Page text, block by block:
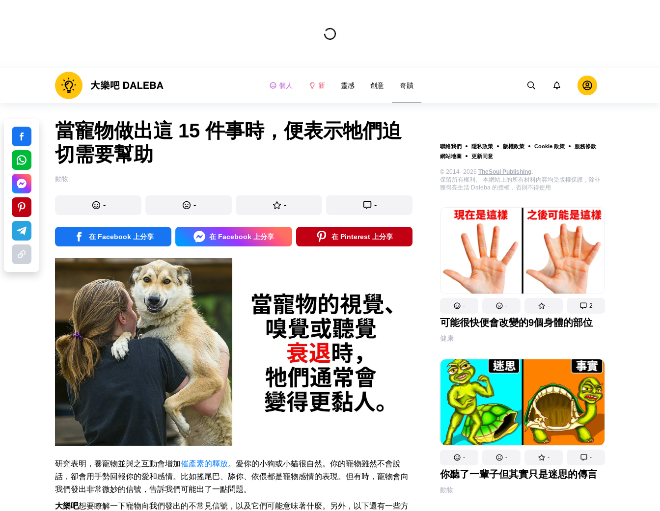
個人 新 靈感 創意 奇蹟
聯絡我們 隱私政策 版權政策 Cookie 政策
服務條款
網站地圖
更新同意
© 2014–2026 TheSoul Publishing.
保留所有權利。 本網站上的所有材料內容均受版權保護，除非
獲得亮生活 Daleba 的授權，否則不得使用
- - - 2
可能很快便會改變的9個身體的部位
健康
- - - -
你聽了一輩子但其實只是迷思的傳言
動物
當寵物做出這 15 件事時，便表示牠們迫
切需要幫助
動物
- - - -
在 Facebook 上分享 在 Facebook 上分享 在 Pinterest 上分享
研究表明，養寵物並與之互動會增加催產素的釋放。愛你的小狗或小貓很自然。你的寵物雖然不會說
話，卻會用手勢回報你的愛和感情。比如搖尾巴、舔你、依偎都是寵物感情的表現。但有時，寵物會向
我們發出非常微妙的信號，告訴我們可能出了一點問題。
大樂吧想要瞭解一下寵物向我們發出的不常見信號，以及它們可能意味著什麼。另外，以下還有一些方